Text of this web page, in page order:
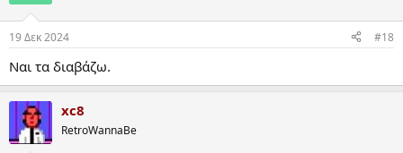
s
19 Δεκ 2024 #18
Ναι τα διαβάζω.
xc8
RetroWannaBe